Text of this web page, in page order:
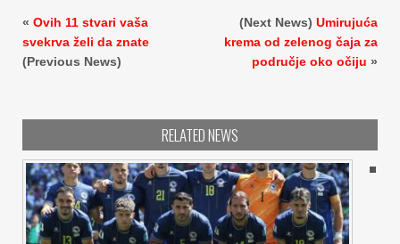
« Ovih 11 stvari vaša
svekrva želi da znate
(Previous News)
(Next News) Umirujuća
krema od zelenog čaja za
područje oko očiju »
RELATED NEWS